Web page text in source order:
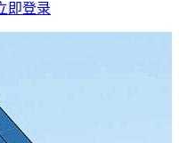
即登录